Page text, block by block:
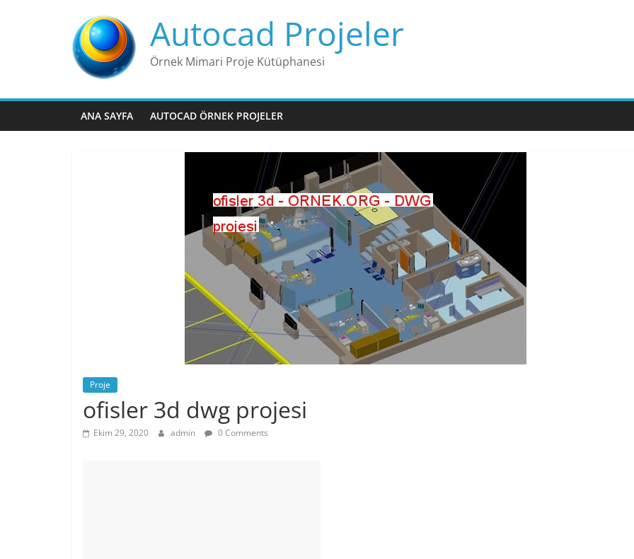
Autocad Projeler
Örnek Mimari Proje Kütüphanesi
ANA SAYFA AUTOCAD ÖRNEK PROJELER
Proje
ofisler 3d dwg projesi
Ekim 29, 2020 admin 0 Comments